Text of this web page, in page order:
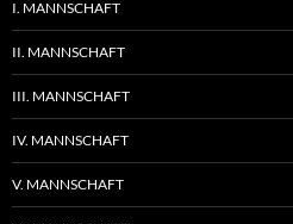
I. MANNSCHAFT
II. MANNSCHAFT
III. MANNSCHAFT
IV. MANNSCHAFT
V. MANNSCHAFT